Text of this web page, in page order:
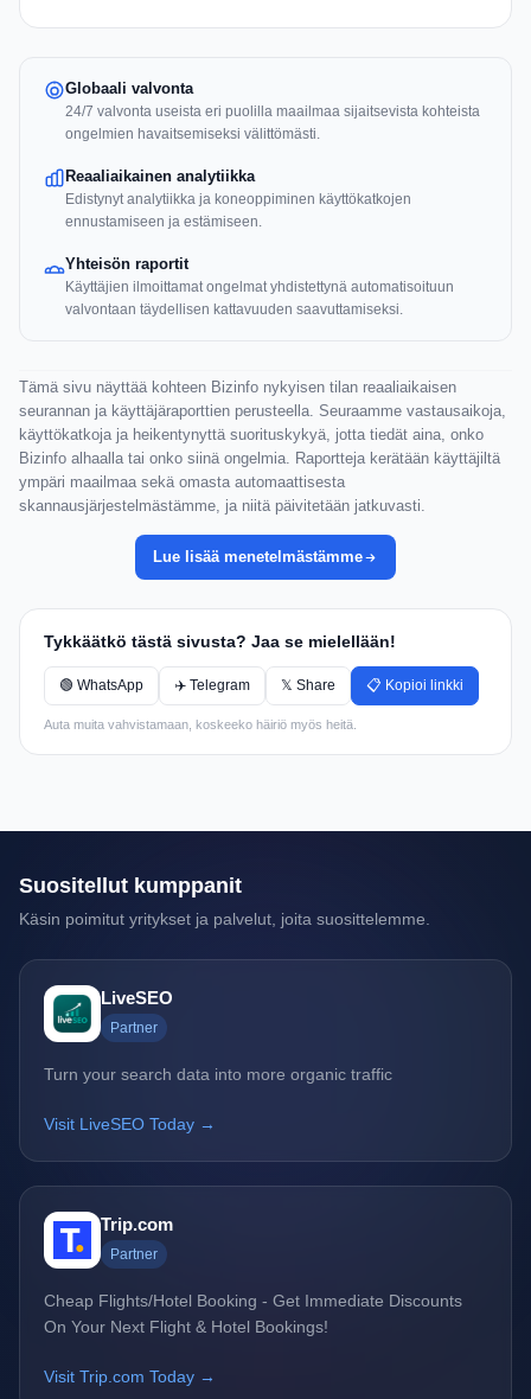
Globaali valvonta
24/7 valvonta useista eri puolilla maailmaa sijaitsevista kohteista
ongelmien havaitsemiseksi välittömästi.
Reaaliaikainen analytiikka
Edistynyt analytiikka ja koneoppiminen käyttökatkojen
ennustamiseen ja estämiseen.
Yhteisön raportit
Käyttäjien ilmoittamat ongelmat yhdistettynä automatisoituun
valvontaan täydellisen kattavuuden saavuttamiseksi.
Tämä sivu näyttää kohteen Bizinfo nykyisen tilan reaaliaikaisen
seurannan ja käyttäjäraporttien perusteella. Seuraamme vastausaikoja,
käyttökatkoja ja heikentynyttä suorituskykyä, jotta tiedät aina, onko
Bizinfo alhaalla tai onko siinä ongelmia. Raportteja kerätään käyttäjiltä
ympäri maailmaa sekä omasta automaattisesta
skannausjärjestelmästämme, ja niitä päivitetään jatkuvasti.
Lue lisää menetelmästämme
Tykkäätkö tästä sivusta? Jaa se mielellään!
🟢 WhatsApp ✈️ Telegram 𝕏 Share 📋 Kopioi linkki
Auta muita vahvistamaan, koskeeko häiriö myös heitä.
Suositellut kumppanit
Käsin poimitut yritykset ja palvelut, joita suosittelemme.
LiveSEO
Partner
Turn your search data into more organic traffic
Visit LiveSEO Today →
Trip.com
Partner
Cheap Flights/Hotel Booking - Get Immediate Discounts
On Your Next Flight & Hotel Bookings!
Visit Trip.com Today →